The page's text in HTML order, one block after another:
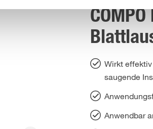
Wirkt
saugende
Anwendbar